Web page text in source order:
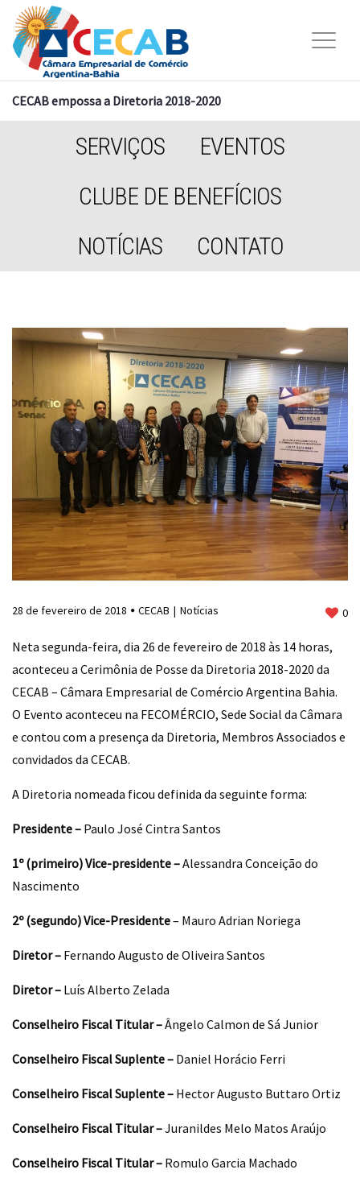
CECAB empossa a Diretoria 2018-2020
SERVIÇOS
EVENTOS
CLUBE DE BENEFÍCIOS
NOTÍCIAS
CONTATO
28 de fevereiro de 2018 CECAB Notícias 0
Neta segunda-feira, dia 26 de fevereiro de 2018 às 14 horas,
aconteceu a Cerimônia de Posse da Diretoria 2018-2020 da
CECAB – Câmara Empresarial de Comércio Argentina Bahia.
O Evento aconteceu na FECOMÉRCIO, Sede Social da Câmara
e contou com a presença da Diretoria, Membros Associados e
convidados da CECAB.
A Diretoria nomeada ficou definida da seguinte forma:
Presidente – Paulo José Cintra Santos
1º (primeiro) Vice-presidente –Alessandra Conceição do
Nascimento
2º (segundo) Vice-Presidente– Mauro Adrian Noriega
Diretor – Fernando Augusto de Oliveira Santos
Diretor – Luís Alberto Zelada
Conselheiro Fiscal Titular –Ângelo Calmon de Sá Junior
Conselheiro Fiscal Suplente – Daniel Horácio Ferri
Conselheiro Fiscal Suplente – Hector Augusto Buttaro Ortiz
Conselheiro Fiscal Titular –Juranildes Melo Matos Araújo
Conselheiro Fiscal Titular – Romulo Garcia Machado